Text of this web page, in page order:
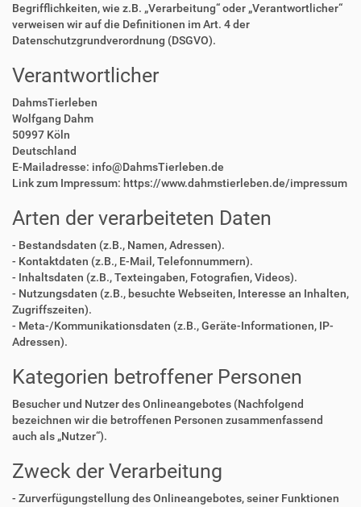
Begrifflichkeiten, wie z.B. „Verarbeitung“ oder „Verantwortlicher“
verweisen wir auf die Definitionen im Art. 4 der
Datenschutzgrundverordnung (DSGVO).
Verantwortlicher
DahmsTierleben
Wolfgang Dahm
50997 Köln
Deutschland
E-Mailadresse: info@DahmsTierleben.de
Link zum Impressum: https://www.dahmstierleben.de/impressum
Arten der verarbeiteten Daten
- Bestandsdaten (z.B., Namen, Adressen).
- Kontaktdaten (z.B., E-Mail, Telefonnummern).
- Inhaltsdaten (z.B., Texteingaben, Fotografien, Videos).
- Nutzungsdaten (z.B., besuchte Webseiten, Interesse an Inhalten,
Zugriffszeiten).
- Meta-/Kommunikationsdaten (z.B., Geräte-Informationen, IP-
Adressen).
Kategorien betroffener Personen
Besucher und Nutzer des Onlineangebotes (Nachfolgend
bezeichnen wir die betroffenen Personen zusammenfassend
auch als „Nutzer“).
Zweck der Verarbeitung
- Zurverfügungstellung des Onlineangebotes, seiner Funktionen